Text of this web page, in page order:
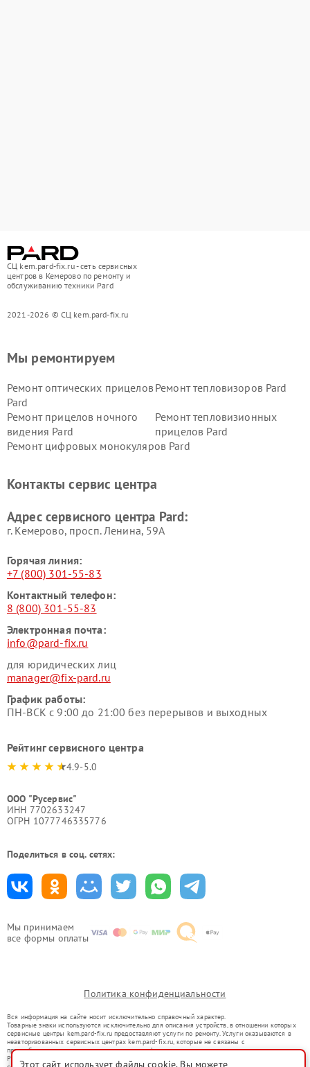
СЦ kem.pard-fix.ru - сеть сервисных
центров в Кемерово по ремонту и
обслуживанию техники Pard
2021-2026 © СЦ kem.pard-fix.ru
Мы принимаем
все формы оплаты
Мы ремонтируем
Ремонт оптических прицелов
Pard
Ремонт тепловизоров Pard
Ремонт прицелов ночного
видения Pard
Ремонт тепловизионных
прицелов Pard
Ремонт цифровых монокуляров Pard
Контакты сервис центра
Адрес сервисного центра Pard:
г. Кемерово, просп. Ленина, 59А
Горячая линия:
+7 (800) 301-55-83
Контактный телефон:
8 (800) 301-55-83
Электронная почта:
info@pard-fix.ru
для юридических лиц
manager@fix-pard.ru
График работы:
ПН-ВСК с 9:00 до 21:00 без перерывов и выходных
Рейтинг сервисного центра
4.9-5.0
ООО "Русервис"
ИНН 7702633247
ОГРН 1077746335776
Поделиться в соц. сетях:
Политика конфиденциальности
Вся информация на сайте носит исключительно справочный характер.
Товарные знаки используются исключительно для описания устройств, в отношении которых
сервисные центры kem.pard-fix.ru предоставляют услуги по ремонту. Услуги оказываются в
неавторизованных сервисных центрах kem.pard-fix.ru, которые не связаны с
правообладателями товарных знаков или их официальными представителями.
Ремонт осуществляется для устройств, уже введенных в гражданский оборот в соответствии
Этот сайт использует файлы cookie. Вы можете